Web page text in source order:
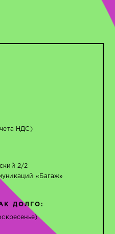
НДС)
2/2
«Багаж»
ДОЛГО: